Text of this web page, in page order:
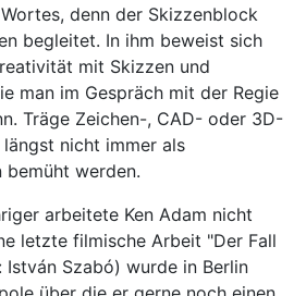
denn der Skizzenblock
begleitet. In ihm beweist sich
mit Skizzen und
man im Gespräch mit der Regie
Träge Zeichen-, CAD- oder 3D-
nicht immer als
bemüht werden.
arbeitete Ken Adam nicht
letzte filmische Arbeit "Der Fall
István Szabó) wurde in Berlin